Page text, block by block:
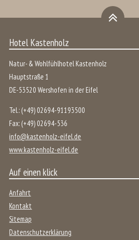
Hotel Kastenholz
Natur- & Wohlfühlhotel Kastenholz
Hauptstraße 1
DE-53520 Wershofen in der Eifel
Tel.: (+49) 02694-91193500
Fax: (+49) 02694-536
info@kastenholz-eifel.de
www.kastenholz-eifel.de
Auf einen klick
Anfahrt
Kontakt
Sitemap
Datenschutzerklärung